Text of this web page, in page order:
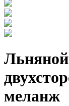
меланж